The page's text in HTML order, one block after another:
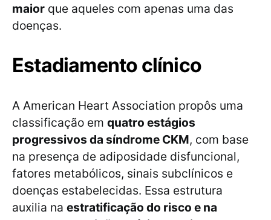
maior que aqueles com apenas uma das
doenças.
Estadiamento clínico
A American Heart Association propôs uma
classificação em quatro estágios
progressivos da síndrome CKM, com base
na presença de adiposidade disfuncional,
fatores metabólicos, sinais subclínicos e
doenças estabelecidas. Essa estrutura
auxilia na estratificação do risco e na